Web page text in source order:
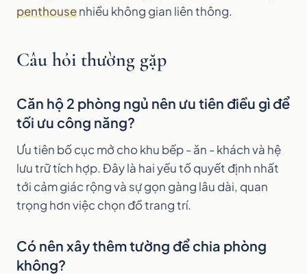
penthousenhiều không gian liên thông.
Câu hỏi thường gặp
Căn hộ 2 phòng ngủ nên ưu tiên điều gì để
tối ưu công năng?
Ưu tiên bố cục mở cho khu bếp - ăn - khách và hệ
lưu trữ tích hợp. Đây là hai yếu tố quyết định nhất
tới cảm giác rộng và sự gọn gàng lâu dài, quan
trọng hơn việc chọn đồ trang trí.
Có nên xây thêm tường để chia phòng
không?